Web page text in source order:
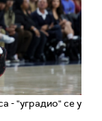
- "уградио" се у